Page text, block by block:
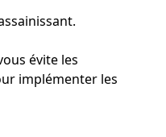
évite les
implémenter les